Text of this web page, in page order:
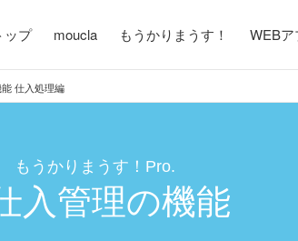
ップ moucla もうかりまうす！ WEB
仕入処理編
もうかりまうす！Pro.
入管理の機能